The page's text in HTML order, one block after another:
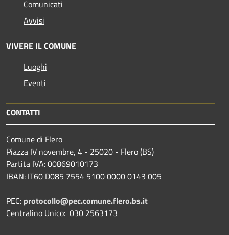
Comunicati
Avvisi
VIVERE IL COMUNE
Luoghi
Eventi
CONTATTI
Comune di Flero
Piazza IV novembre, 4 - 25020 - Flero (BS)
Partita IVA: 00869010173
IBAN: IT60 D085 7554 5100 0000 0143 005
PEC: protocollo@pec.comune.flero.bs.it
Centralino Unico: 030 2563173